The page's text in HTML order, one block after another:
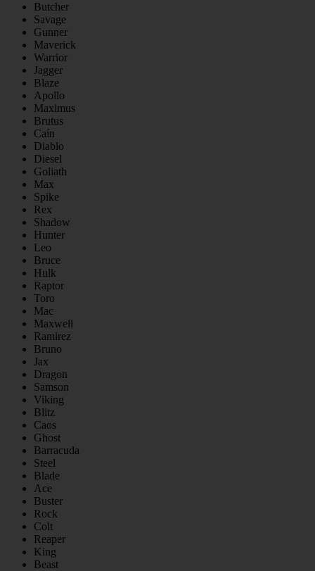
Butcher
Savage
Gunner
Maverick
Warrior
Jagger
Blaze
Apollo
Maximus
Brutus
Caín
Diablo
Diesel
Goliath
Max
Spike
Rex
Shadow
Hunter
Leo
Bruce
Hulk
Raptor
Toro
Mac
Maxwell
Ramirez
Bruno
Jax
Dragon
Samson
Viking
Blitz
Caos
Ghost
Barracuda
Steel
Blade
Ace
Buster
Rock
Colt
Reaper
King
Beast